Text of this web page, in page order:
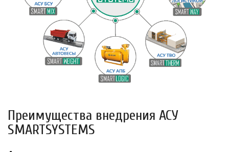
Преимущества внедрения АСУ
SMARTSYSTEMS